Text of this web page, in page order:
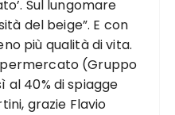
Sul lungomare
del beige”. E con
più qualità di vita.
(Gruppo
al 40% di spiagge
grazie Flavio